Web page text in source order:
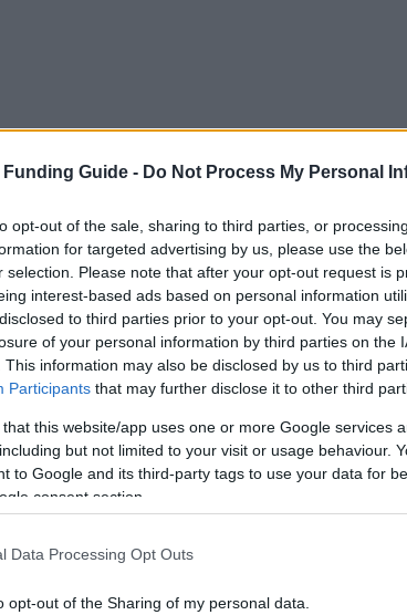
Funding Guide - Do Not Process My Personal
opt-out of the sale, sharing to third parties, or
for targeted advertising by us, please use the
selection. Please note that after your opt-out request is
interest-based ads based on personal information
to third parties prior to your opt-out. You may
of your personal information by third parties on the
This information may also be disclosed by us to third
Participants that may further disclose it to other third
that this website/app uses one or more Google services
but not limited to your visit or usage behaviour.
to Google and its third-party tags to use your data for
consent section.
Data Processing Opt Outs
opt-out of the Sharing of my personal data.